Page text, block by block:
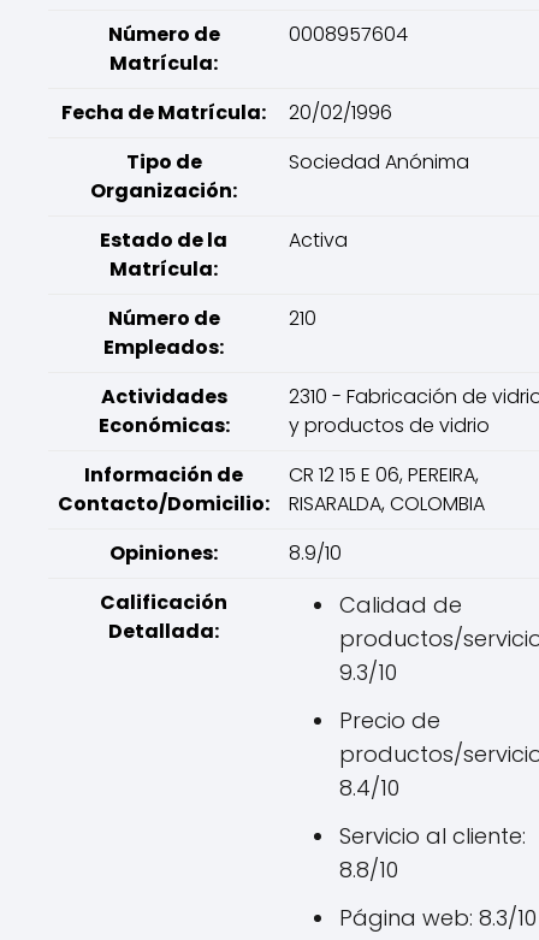
Número de
Matrícula:
0008957604
Fecha de Matrícula:
20/02/1996
Tipo de
Organización:
Sociedad Anónima
Estado de la
Matrícula:
Activa
Número de
Empleados:
210
Actividades
Económicas:
2310 - Fabricación de
y productos de vidrio
Información de
Contacto/Domicilio:
CR 12 15 E 06, PEREIRA,
RISARALDA, COLOMBIA
Opiniones:
8.9/10
Calificación
Detallada:
Calidad de
productos/
9.3/10
Precio de
productos/
8.4/10
Servicio al cliente:
8.8/10
Página web: 8.3/10